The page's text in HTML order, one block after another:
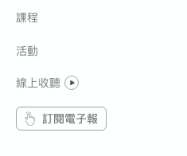
課程
活動
線上收聽
訂閱電子報